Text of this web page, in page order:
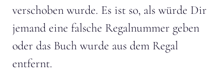
verschoben wurde. Es ist so, als würde Dir
jemand eine falsche Regalnummer geben
oder das Buch wurde aus dem Regal
entfernt.